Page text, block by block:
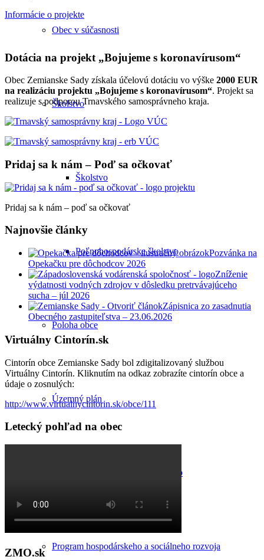
Obec v súčasnosti
Školstvo
Školstvo
Poľnohospodárske školstvo
Poloha obce
Územný plán
Komunitný plán sociálnych služieb
Program hospodárskeho a sociálneho rozvoja
Informácie o projekte
Dotácia na projekt „Bojujeme s koronavírusom“
Obec Zemianske Sady získala účelovú dotáciu vo výške 2000 EUR
na realizáciu projektu „Bojujeme s koronavírusom“. Projekt sa
realizuje s podporou Trnavského samosprávneho kraja.
Pridaj sa k nám – Poď sa očkovať
Pridaj sa k nám – poď sa očkovať
Najnovšie články
Pozvánka na
Opekačku pre dôchodcov 2026
Zníženie
výdatnosti vodných zdrojov v dôsledku pretrvávajúceho
sucha – júl 2026
Zápisnica zo zasadnutia
Obecného zastupiteľstva – 23.06.2026
Virtuálny Cintorín.sk
Cintorín obce Zemianske Sady bol zdigitalizovaný službou
Virtuálny Cintorín. Kliknutím na odkaz zobrazíte cintorín obce a
údaje o zosnulých:
http://www.virtualnycintorin.sk/obce/111
Letecký pohľad na obec
ZMO.sk